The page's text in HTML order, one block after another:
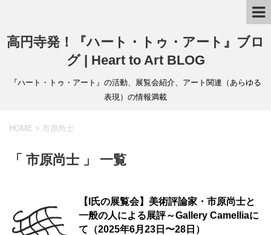
高円寺発！『ハート・トゥ・アート』ブロ
グ | Heart to Art BLOG
『ハート・トゥ・アート』の活動、展覧会紹介、アート関連（あらゆる
表現）の情報満載
HOME > 市原尚士
「 市原尚士 」 一覧
【I氏の展覧会】美術評論家・市原尚士と
一般の人による展評～Gallery Camelliaに
て（2025年6月23日〜28日）